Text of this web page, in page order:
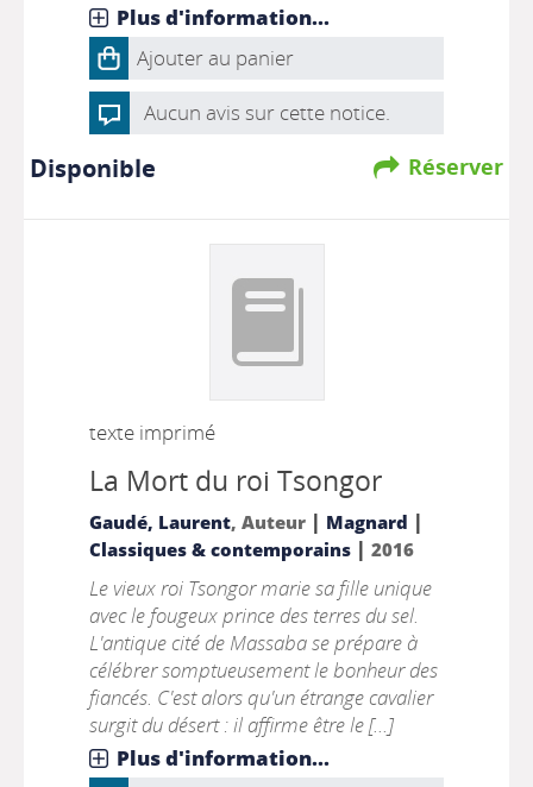
Plus d'information...
Ajouter au panier
Aucun avis sur cette notice.
Réserver
Disponible
texte imprimé
La Mort du roi Tsongor
Gaudé, Laurent, Auteur | Magnard |
Classiques & contemporains| 2016
Le vieux roi Tsongor marie sa fille unique
avec le fougeux prince des terres du sel.
L'antique cité de Massaba se prépare à
célébrer somptueusement le bonheur des
fiancés. C'est alors qu'un étrange cavalier
surgit du désert : il affirme être le [...]
Plus d'information...